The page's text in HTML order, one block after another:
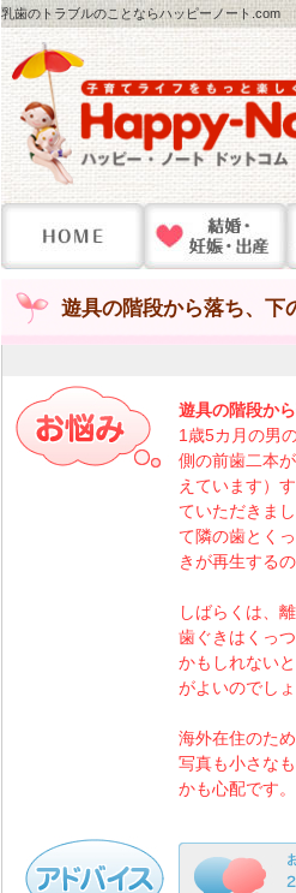
乳歯のトラブルのことならハッピーノート.com
遊具の階段から落ち、下
遊具の階段か
1歳5カ月の男
側の前歯二本
えています）
ていただきま
て隣の歯とく
きが再生する
しばらくは、
歯ぐきはくっ
かもしれない
がよいのでし
海外在住のた
写真も小さな
かも心配です。